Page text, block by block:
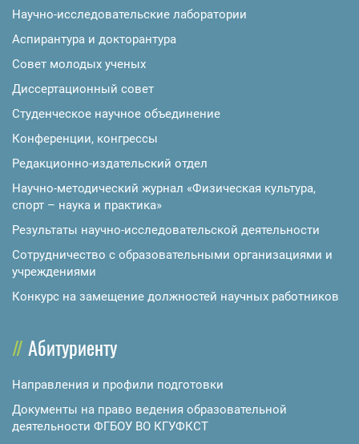
Научно-исследовательские лаборатории
Аспирантура и докторантура
Совет молодых ученых
Диссертационный совет
Студенческое научное объединение
Конференции, конгрессы
Редакционно-издательский отдел
Научно-методический журнал «Физическая культура,
спорт – наука и практика»
Результаты научно-исследовательской деятельности
Сотрудничество с образовательными организациями и
учреждениями
Конкурс на замещение должностей научных работников
Абитуриенту
Направления и профили подготовки
Документы на право ведения образовательной
деятельности ФГБОУ ВО КГУФКСТ